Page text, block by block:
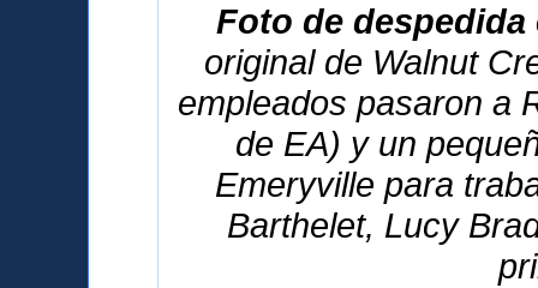
Foto de despedida
original de Walnut
empleados pasaron a
de EA) y un
Emeryville para
Barthelet, Lucy